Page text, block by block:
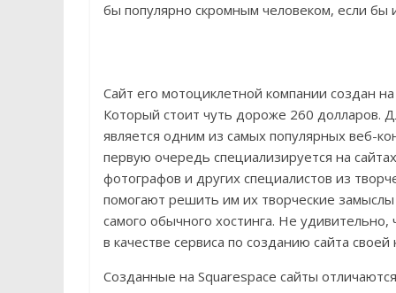
бы популярно скромным человеком, если бы
Сайт его мотоциклетной компании создан
Который стоит чуть дороже 260 долларов.
является одним из самых популярных веб-
первую очередь специализируется на
фотографов и других специалистов из
помогают решить им их творческие
самого обычного хостинга. Не
в качестве сервиса по созданию сайта своей
Созданные на Squarespace сайты